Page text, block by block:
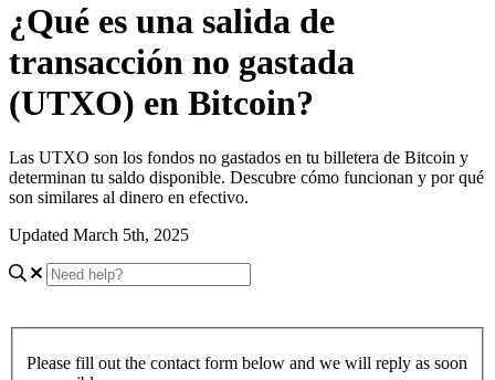
¿Qué es una salida de
transacción no gastada
(UTXO) en Bitcoin?
Las UTXO son los fondos no gastados en tu billetera de Bitcoin y
determinan tu saldo disponible. Descubre cómo funcionan y por qué
son similares al dinero en efectivo.
Updated March 5th, 2025
Please fill out the contact form below and we will reply as soon